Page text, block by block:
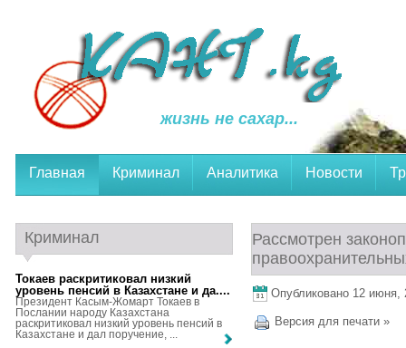
жизнь не сахар...
Главная Криминал Аналитика Новости
Рассмотрен
Опубликовано 12 июня,
Версия для печати »
Криминал
Токаев раскритиковал низкий
уровень пенсий в Казахстане и да....
Президент Касым-Жомарт Токаев в
Послании народу Казахстана
раскритиковал низкий уровень пенсий в
Казахстане и дал поручение, ...